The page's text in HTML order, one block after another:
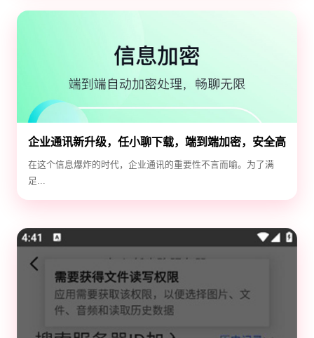
企业通讯新升级，任小聊下载，端到端加密，安全高
效！
在这个信息爆炸的时代，企业通讯的重要性不言而喻。为了满
足...